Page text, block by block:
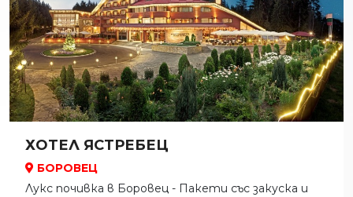
ХОТЕЛ ЯСТРЕБЕЦ
БОРОВЕЦ
Лукс почивка в Боровец - Пакети със закуска и